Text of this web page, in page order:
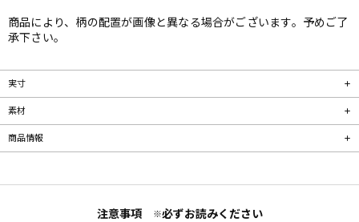
商品により、柄の配置が画像と異なる場合がございます。予めご了
承下さい。
実寸
素材
商品情報
注意事項 ※必ずお読みください